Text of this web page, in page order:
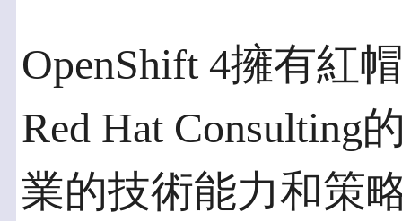
OpenShift 4擁有紅
Red Hat Consulting
業的技術能力和策